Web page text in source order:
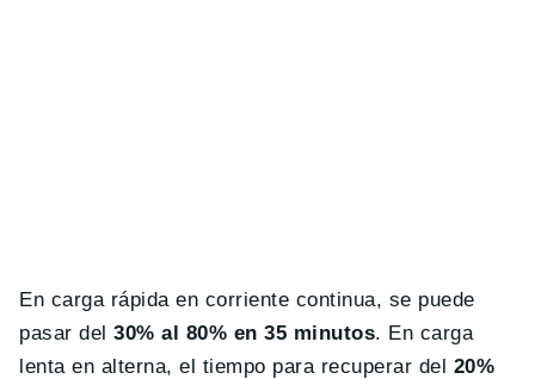
En carga rápida en corriente continua, se puede
pasar del30% al 80% en 35 minutos. En carga
lenta en alterna, el tiempo para recuperar del 20%